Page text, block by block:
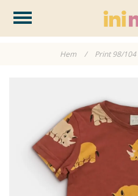
Hem / Print 98/104